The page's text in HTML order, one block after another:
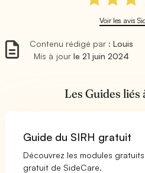
Voir les avis
Contenu rédigé par :Louis
Mis à jour le 21 juin 2024
Les Guides liés
Guide du SIRH gratuit
Découvrez les modules
gratuit de SideCare.